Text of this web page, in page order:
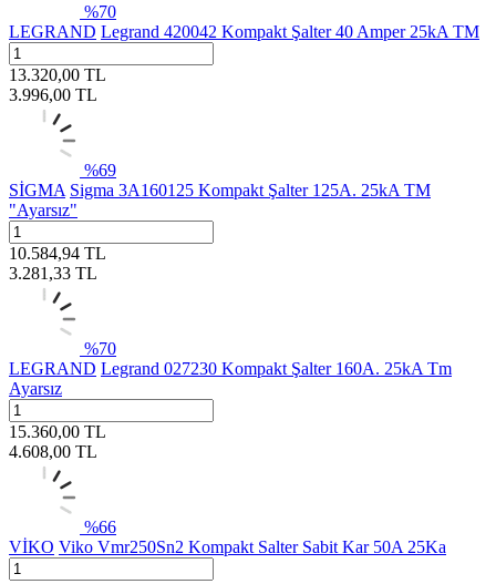
%70
LEGRAND Legrand 420042 Kompakt Şalter 40 Amper 25kA TM
13.320,00 TL
3.996,00 TL
%69
SİGMA Sigma 3A160125 Kompakt Şalter 125A. 25kA TM
"Ayarsız"
10.584,94 TL
3.281,33 TL
%70
LEGRAND Legrand 027230 Kompakt Şalter 160A. 25kA Tm
Ayarsız
15.360,00 TL
4.608,00 TL
%66
VİKO Viko Vmr250Sn2 Kompakt Salter Sabit Kar 50A 25Ka